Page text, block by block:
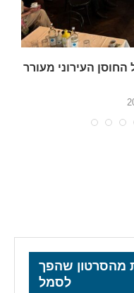
העירוני מעורר
מהסרטון שהפך
לסמל